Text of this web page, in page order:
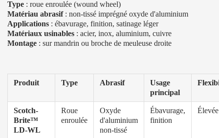
Type : roue enroulée (wound wheel)
Matériau abrasif: non-tissé imprégné oxyde d'aluminium
Applications : ébavurage, finition, satinage léger
Matériaux usinables : acier, inox, aluminium, cuivre
Montage : sur mandrin ou broche de meuleuse droite
Produit Type Abrasif
Usage
principal
Scotch-
Brite™
LD-WL
Roue
enroulée
Oxyde
d'aluminium
non-tissé
Ébavurage,
finition
Élevée